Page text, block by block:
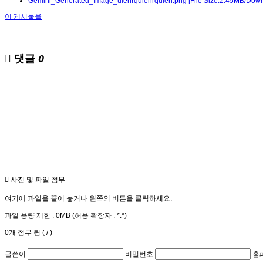
이 게시물을
댓글 0
사진 및 파일 첨부
여기에 파일을 끌어 놓거나 왼쪽의 버튼을 클릭하세요.
파일 용량 제한 : 0MB (허용 확장자 : *.*)
0개 첨부 됨 ( /)
글쓴이 비밀번호 홈